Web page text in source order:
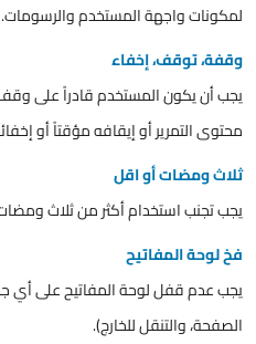
لمكونات واجهة المستخدم والرسومات.
وقفة، توقف، إخفاء
يجب أن يكون المستخدم قادراً على
محتوى التمرير أو إيقافه مؤقتاً أو
ثلاث ومضات أو اقل
يجب تجنب استخدام أكثر من ثلاث
فخ لوحة المفاتيح
يجب عدم قفل لوحة المفاتيح على أي
الصفحة، والتنقل للخارج).